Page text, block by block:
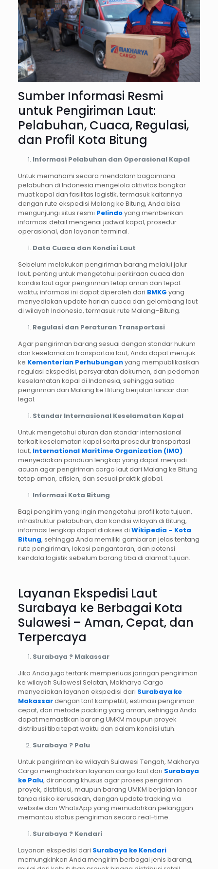
Sumber Informasi Resmi
untuk Pengiriman Laut:
Pelabuhan, Cuaca, Regulasi,
dan Profil Kota Bitung
Informasi Pelabuhan dan Operasional Kapal
Untuk memahami secara mendalam bagaimana
pelabuhan di Indonesia mengelola aktivitas bongkar
muat kapal dan fasilitas logistik, termasuk kaitannya
dengan rute ekspedisi Malang ke Bitung, Anda bisa
mengunjungi situs resmi Pelindoyang memberikan
informasi detail mengenai jadwal kapal, prosedur
operasional, dan layanan terminal.
Data Cuaca dan Kondisi Laut
Sebelum melakukan pengiriman barang melalui jalur
laut, penting untuk mengetahui perkiraan cuaca dan
kondisi laut agar pengiriman tetap aman dan tepat
waktu; informasi ini dapat diperoleh dari BMKG yang
menyediakan update harian cuaca dan gelombang laut
di wilayah Indonesia, termasuk rute Malang–Bitung.
Regulasi dan Peraturan Transportasi
Agar pengiriman barang sesuai dengan standar hukum
dan keselamatan transportasi laut, Anda dapat merujuk
ke Kementerian Perhubunganyang mempublikasikan
regulasi ekspedisi, persyaratan dokumen, dan pedoman
keselamatan kapal di Indonesia, sehingga setiap
pengiriman dari Malang ke Bitung berjalan lancar dan
legal.
Standar Internasional Keselamatan Kapal
Untuk mengetahui aturan dan standar internasional
terkait keselamatan kapal serta prosedur transportasi
laut, International Maritime Organization (IMO)
menyediakan panduan lengkap yang dapat menjadi
acuan agar pengiriman cargo laut dari Malang ke Bitung
tetap aman, efisien, dan sesuai praktik global.
Informasi Kota Bitung
Bagi pengirim yang ingin mengetahui profil kota tujuan,
infrastruktur pelabuhan, dan kondisi wilayah di Bitung,
informasi lengkap dapat diakses di Wikipedia – Kota
Bitung, sehingga Anda memiliki gambaran jelas tentang
rute pengiriman, lokasi pengantaran, dan potensi
kendala logistik sebelum barang tiba di alamat tujuan.
Layanan Ekspedisi Laut
Surabaya ke Berbagai Kota
Sulawesi – Aman, Cepat, dan
Terpercaya
Surabaya ? Makassar
Jika Anda juga tertarik memperluas jaringan pengiriman
ke wilayah Sulawesi Selatan, Makharya Cargo
menyediakan layanan ekspedisi dari Surabaya ke
Makassardengan tarif kompetitif, estimasi pengiriman
cepat, dan metode packing yang aman, sehingga Anda
dapat memastikan barang UMKM maupun proyek
distribusi tiba tepat waktu dan dalam kondisi utuh.
Surabaya ? Palu
Untuk pengiriman ke wilayah Sulawesi Tengah, Makharya
Cargo menghadirkan layanan cargo laut dari Surabaya
ke Palu, dirancang khusus agar proses pengiriman
proyek, distribusi, maupun barang UMKM berjalan lancar
tanpa risiko kerusakan, dengan update tracking via
website dan WhatsApp yang memudahkan pelanggan
memantau status pengiriman secara real-time.
Surabaya ? Kendari
Layanan ekspedisi dari Surabaya ke Kendari
memungkinkan Anda mengirim berbagai jenis barang,